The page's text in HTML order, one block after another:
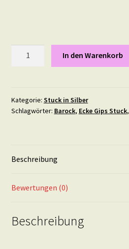
mal
8,8
Menge
In den Warenkorb
Kategorie: Stuck in Silber
Schlagwörter: Barock, Ecke Gips Stuck,
Beschreibung
Bewertungen (0)
Beschreibung